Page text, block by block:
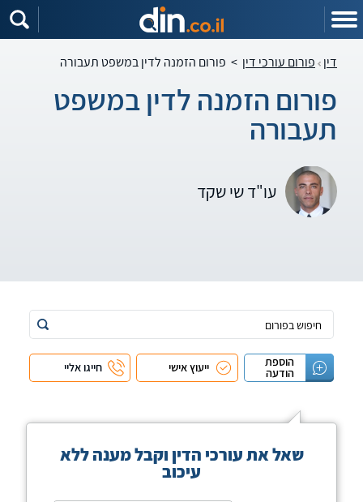
דין פורום עורכי דין > פורום הזמנה לדין במשפט תעבורה
פורום הזמנה לדין במשפט
תעבורה
עו"ד שי שקד
הוספת
הודעה ייעוץ אישי חייגו אליי
שאל את עורכי הדין וקבל מענה ללא
עיכוב